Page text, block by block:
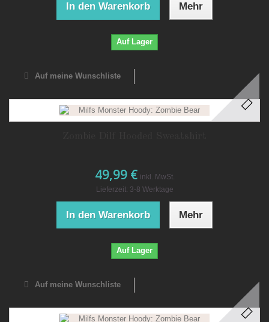
In den Warenkorb Mehr
Auf Lager
Auf meine Wunschliste
49,99 € inkl. MwSt.
Lieferzeit: 3-8 Werktage
In den Warenkorb Mehr
Auf Lager
Auf meine Wunschliste